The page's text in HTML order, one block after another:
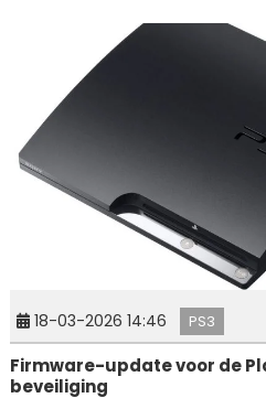
18-03-2026 14:46 PS3
Firmware-update voor de
beveiliging